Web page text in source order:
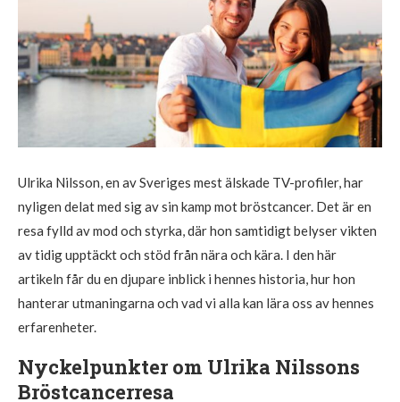
Ulrika Nilsson, en av Sveriges mest älskade TV-profiler, har
nyligen delat med sig av sin kamp mot bröstcancer. Det är en
resa fylld av mod och styrka, där hon samtidigt belyser vikten
av tidig upptäckt och stöd från nära och kära. I den här
artikeln får du en djupare inblick i hennes historia, hur hon
hanterar utmaningarna och vad vi alla kan lära oss av hennes
erfarenheter.
Nyckelpunkter om Ulrika Nilssons
Bröstcancerresa